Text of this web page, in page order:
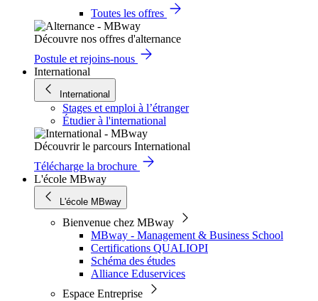
Toutes les offres
Découvre nos offres d'alternance
Postule et rejoins-nous
International
International
Stages et emploi à l’étranger
Étudier à l'international
Découvrir le parcours International
Télécharge la brochure
L'école MBway
L'école MBway
Bienvenue chez MBway
MBway - Management & Business School
Certifications QUALIOPI
Schéma des études
Alliance Eduservices
Espace Entreprise